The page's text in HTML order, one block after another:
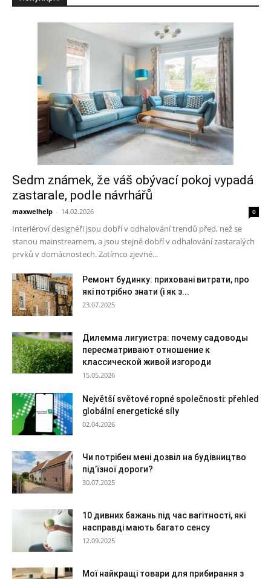
Sedm známek, že váš obývací pokoj vypadá
zastarale, podle návrhářů
maxwelhelp - 14.02.2026 0
Interiéroví designéři jsou dobří v odhalování trendů před, než se
stanou mainstreamem, a jsou stejně dobří v odhalování zastaralých
prvků v domácnostech. Zatímco zjevné...
Ремонт будинку: приховані витрати, про
які потрібно знати (і як з...
23.07.2025
Дилемма лигуистра: почему садоводы
пересматривают отношение к
классической живой изгороди
15.05.2026
Největší světové ropné společnosti: přehled
globální energetické síly
02.04.2026
Чи потрібен мені дозвіл на будівництво
під’їзної дороги?
30.07.2025
10 дивних бажань під час вагітності, які
насправді мають багато сенсу
12.09.2025
Мої найкращі товари для прибирання з